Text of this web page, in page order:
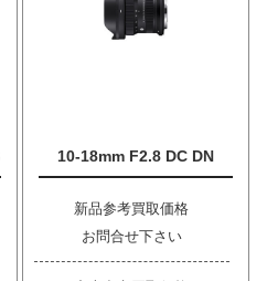
10-18mm F2.8 DC DN
新品参考買取価格
お問合せ下さい